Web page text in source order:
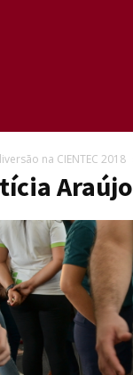
na CIENTEC 2018
Araújo